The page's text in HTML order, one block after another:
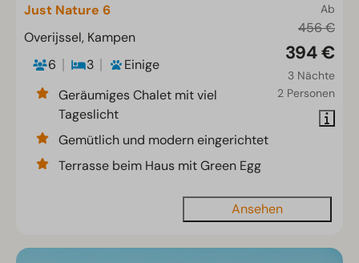
Ab
456 €
394 €
3 Nächte
2 Personen
Just Nature 6
Overijssel, Kampen
6
3
Einige
Geräumiges Chalet mit viel
Tageslicht
Gemütlich und modern eingerichtet
Terrasse beim Haus mit Green Egg
Ansehen